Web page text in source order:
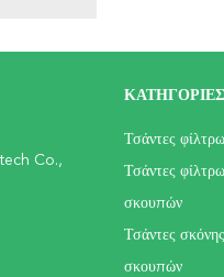
Co.,
ΚΑΤΗΓΟΡΊΕΣ
Τσάντες
Τσάντες
σκουπών
Τσάντες
σκουπών